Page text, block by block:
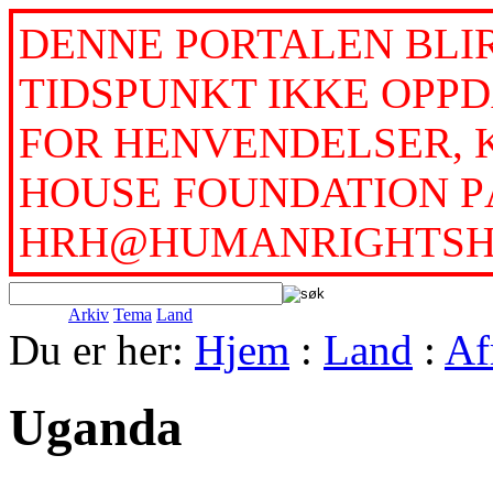
DENNE PORTALEN
TIDSPUNKT IKKE
FOR HENVENDELSER,
HOUSE FOUNDATION
Arkiv Tema Land
Du er her: Hjem : Land :
Uganda